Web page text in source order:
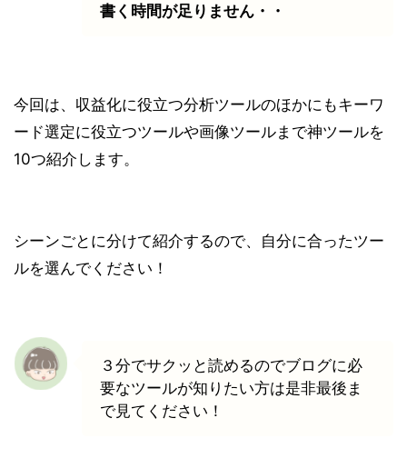
書く時間が足りません・・
今回は、収益化に役立つ分析ツールのほかにもキーワ
ード選定に役立つツールや画像ツールまで神ツールを
10つ紹介します。
シーンごとに分けて紹介するので、自分に合ったツー
ルを選んでください！
３分でサクッと読めるのでブログに必
要なツールが知りたい方は是非最後ま
で見てください！